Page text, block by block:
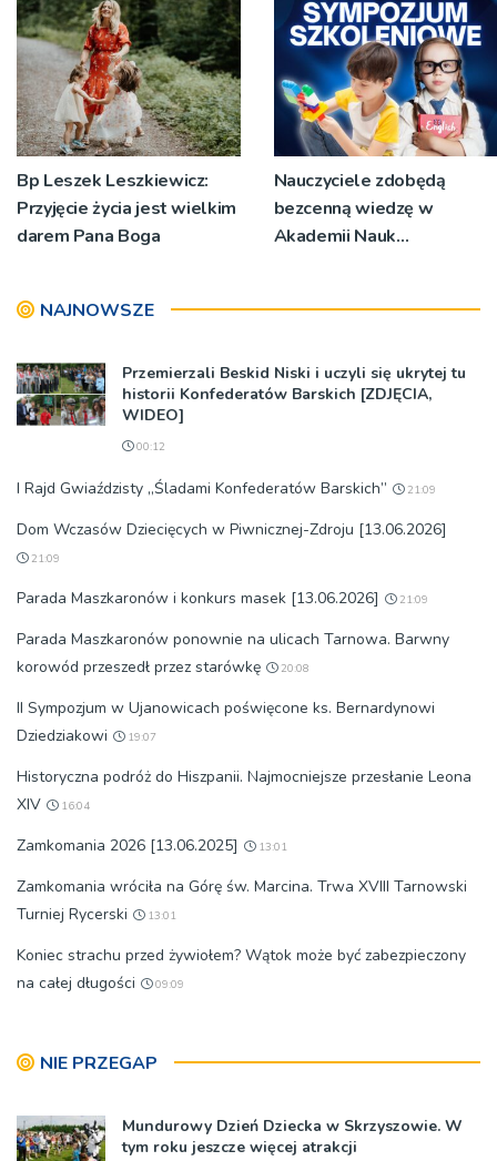
Bp Leszek Leszkiewicz:
Przyjęcie życia jest wielkim
darem Pana Boga
Nauczyciele zdobędą
bezcenną wiedzę w
Akademii Nauk
NAJNOWSZE
Przemierzali Beskid Niski i uczyli się ukrytej tu
historii Konfederatów Barskich [ZDJĘCIA,
WIDEO]
00:12
I Rajd Gwiaździsty „Śladami Konfederatów Barskich” 21:09
Dom Wczasów Dziecięcych w Piwnicznej-Zdroju [13.06.2026]
21:09
Parada Maszkaronów i konkurs masek [13.06.2026] 21:09
Parada Maszkaronów ponownie na ulicach Tarnowa. Barwny
korowód przeszedł przez starówkę
20:08
II Sympozjum w Ujanowicach poświęcone ks. Bernardynowi
Dziedziakowi
19:07
Historyczna podróż do Hiszpanii. Najmocniejsze przesłanie Leona
XIV
16:04
Zamkomania 2026 [13.06.2025] 13:01
Zamkomania wróciła na Górę św. Marcina. Trwa XVIII Tarnowski
Turniej Rycerski
13:01
Koniec strachu przed żywiołem? Wątok może być zabezpieczony
na całej długości
09:09
NIE PRZEGAP
Mundurowy Dzień Dziecka w Skrzyszowie. W
tym roku jeszcze więcej atrakcji